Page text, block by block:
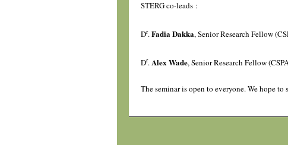
STERG co-leads :
Dr.Fadia Dakka, Senior Research Fellow
Dr.Alex Wade, Senior Research Fellow
The seminar is open to everyone. We hope to